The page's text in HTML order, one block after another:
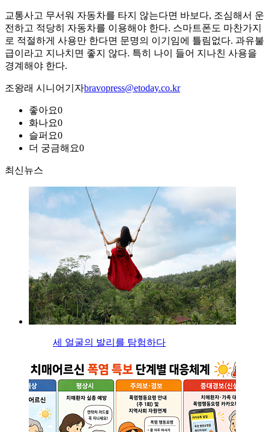
교통사고 무서워 자동차를 타지 않는다면 바보다, 조심해서 운
전하고 적당히 자동차를 이용해야 한다. 스마트폰도 마찬가지
로 적절하게 사용만 한다면 문명의 이기임에 틀림없다. 과유불
급이라고 지나치면 좋지 않다. 특히 나이 들어 지나친 사용을
경계해야 한다.
조왕래 시니어기자bravopress@etoday.co.kr
좋아요0
화나요0
슬퍼요0
더 궁금해요0
최신뉴스
세 얼굴의 발리를 탐험하다